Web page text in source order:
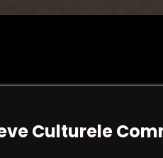
Culturele